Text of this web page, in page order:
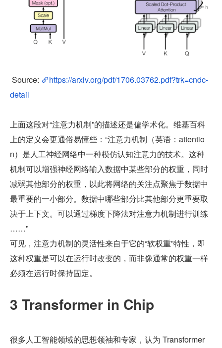
Source:
https://arxiv.org/pdf/1706.03762.pdf?trk=cndc-
detail
上面这段对“注意力机制”的描述还是偏学术化。维基百科
上的定义会更通俗易懂些：“注意力机制（英语：attentio
n）是人工神经网络中一种模仿认知注意力的技术。这种
机制可以增强神经网络输入数据中某些部分的权重，同时
减弱其他部分的权重，以此将网络的关注点聚焦于数据中
最重要的一小部分。数据中哪些部分比其他部分更重要取
决于上下文。可以通过梯度下降法对注意力机制进行训练
……”
可见，注意力机制的灵活性来自于它的“软权重”特性，即
这种权重是可以在运行时改变的，而非像通常的权重一样
必须在运行时保持固定。
3 Transformer in Chip
很多人工智能领域的思想领袖和专家，认为 Transformer